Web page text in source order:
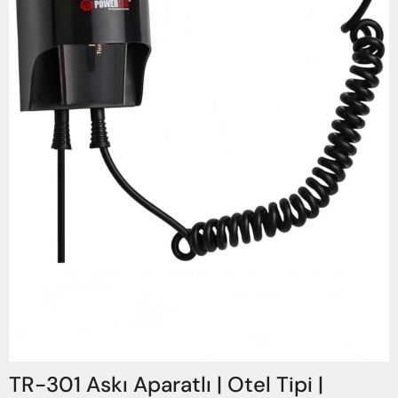
TR-301 Askı Aparatlı | Otel Tipi |